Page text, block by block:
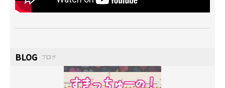
BLOG ブログ